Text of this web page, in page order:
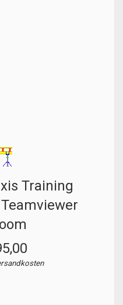
Training